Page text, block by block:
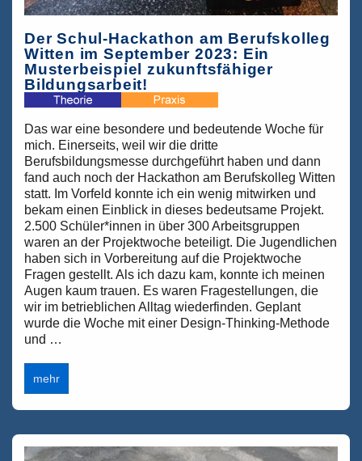
Der Schul-Hackathon am Berufskolleg
Witten im September 2023: Ein
Musterbeispiel zukunftsfähiger
Bildungsarbeit!
Das war eine besondere und bedeutende Woche für
mich. Einerseits, weil wir die dritte
Berufsbildungsmesse durchgeführt haben und dann
fand auch noch der Hackathon am Berufskolleg Witten
statt. Im Vorfeld konnte ich ein wenig mitwirken und
bekam einen Einblick in dieses bedeutsame Projekt.
2.500 Schüler*innen in über 300 Arbeitsgruppen
waren an der Projektwoche beteiligt. Die Jugendlichen
haben sich in Vorbereitung auf die Projektwoche
Fragen gestellt. Als ich dazu kam, konnte ich meinen
Augen kaum trauen. Es waren Fragestellungen, die
wir im betrieblichen Alltag wiederfinden. Geplant
wurde die Woche mit einer Design-Thinking-Methode
und …
Der
im
mehr